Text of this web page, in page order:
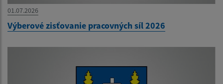
01.07.2026
Výberové zisťovanie pracovných síl 2026